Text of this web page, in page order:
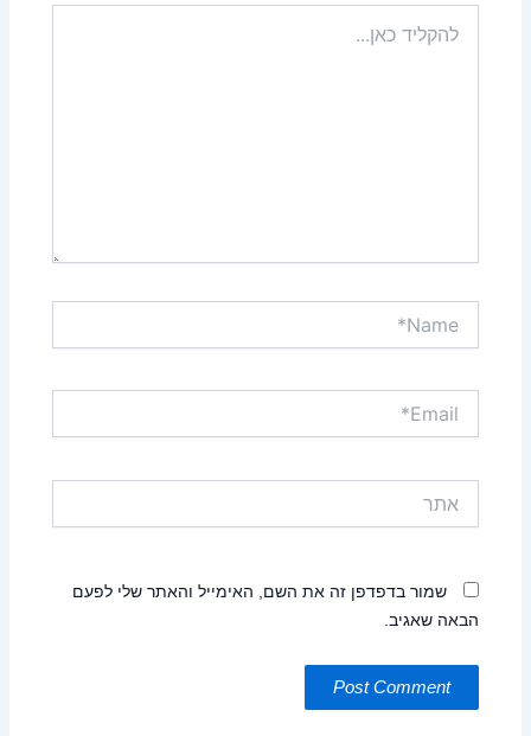
כאן...
שמור בדפדפן זה את השם, האימייל והאתר שלי לפעם
הבאה שאגיב.